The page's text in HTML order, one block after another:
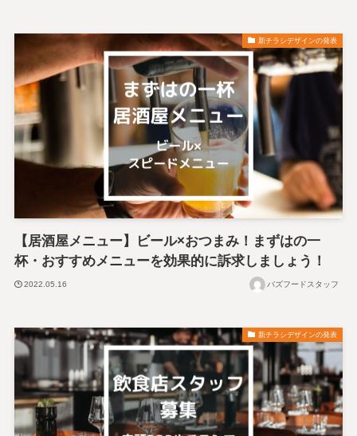
新チラシデザインの発表
【居酒屋メニュー】ビール×おつまみ！まずはの一
杯・おすすめメニューを効果的に訴求しましょう！
2022.05.16 バズフードスタッフ
新チラシデザインの発表